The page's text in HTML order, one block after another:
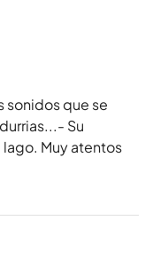
sonidos que se
Su
Muy atentos